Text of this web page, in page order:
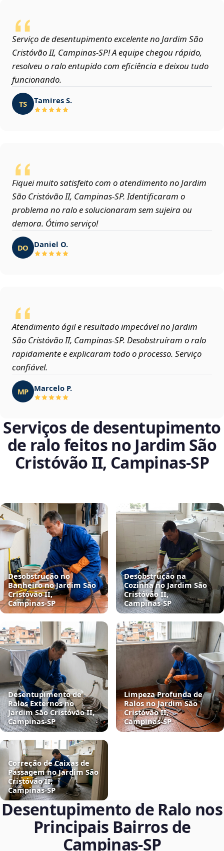
Serviço de desentupimento excelente no Jardim São
Cristóvão II, Campinas‑SP! A equipe chegou rápido,
resolveu o ralo entupido com eficiência e deixou tudo
funcionando.
TS Tamires S.
Fiquei muito satisfeito com o atendimento no Jardim
São Cristóvão II, Campinas‑SP. Identificaram o
problema no ralo e solucionaram sem sujeira ou
demora. Ótimo serviço!
DO Daniel O.
Atendimento ágil e resultado impecável no Jardim
São Cristóvão II, Campinas‑SP. Desobstruíram o ralo
rapidamente e explicaram todo o processo. Serviço
confiável.
MP Marcelo P.
Serviços de desentupimento
de ralo feitos no Jardim São
Cristóvão II, Campinas‑SP
Desobstrução no
Banheiro no Jardim São
Cristóvão II,
Campinas‑SP
Desobstrução na
Cozinha no Jardim São
Cristóvão II,
Campinas‑SP
Desentupimento de
Ralos Externos no
Jardim São Cristóvão II,
Campinas‑SP
Limpeza Profunda de
Ralos no Jardim São
Cristóvão II,
Campinas‑SP
Correção de Caixas de
Passagem no Jardim São
Cristóvão II,
Campinas‑SP
Desentupimento de Ralo nos
Principais Bairros de
Campinas‑SP